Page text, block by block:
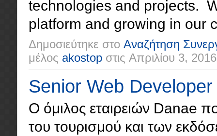
technologies and projects.
platform and growing in our
Δημοσιεύτηκε στο Αναζήτηση
μέλος akostop στις Απριλίου 3, 2016
Senior Web Developer
Ο όμιλος εταιρειών Danae
του τουρισμού και των